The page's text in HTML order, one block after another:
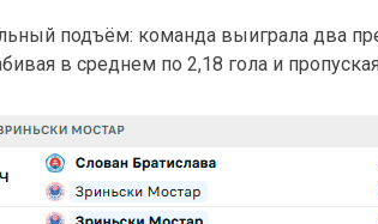
подъём: команда выиграла два
в среднем по 2,18 гола и